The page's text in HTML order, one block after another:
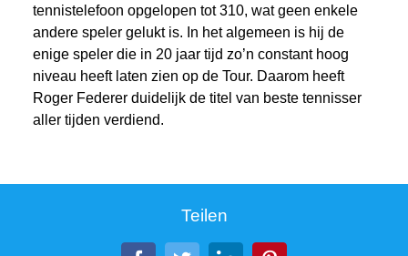
tennistelefoon opgelopen tot 310, wat geen enkele
andere speler gelukt is. In het algemeen is hij de
enige speler die in 20 jaar tijd zo’n constant hoog
niveau heeft laten zien op de Tour. Daarom heeft
Roger Federer duidelijk de titel van beste tennisser
aller tijden verdiend.
Teilen